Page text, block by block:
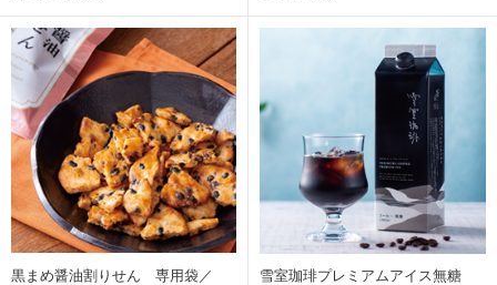
黒まめ醤油割りせん 専用袋／
雪室珈琲プレミアムアイス無糖